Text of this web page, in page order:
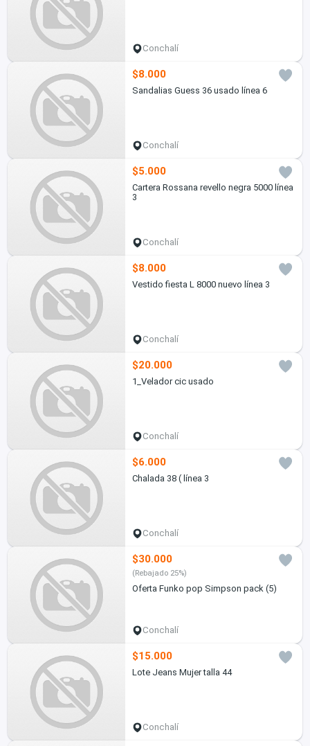
Conchalí
$8.000
Sandalias Guess 36 usado línea 6
Conchalí
$5.000
Cartera Rossana revello negra 5000 línea
3
Conchalí
$8.000
Vestido fiesta L 8000 nuevo línea 3
Conchalí
$20.000
1_Velador cic usado
Conchalí
$6.000
Chalada 38 ( línea 3
Conchalí
$30.000
(Rebajado 25%)
Oferta Funko pop Simpson pack (5)
Conchalí
$15.000
Lote Jeans Mujer talla 44
Conchalí